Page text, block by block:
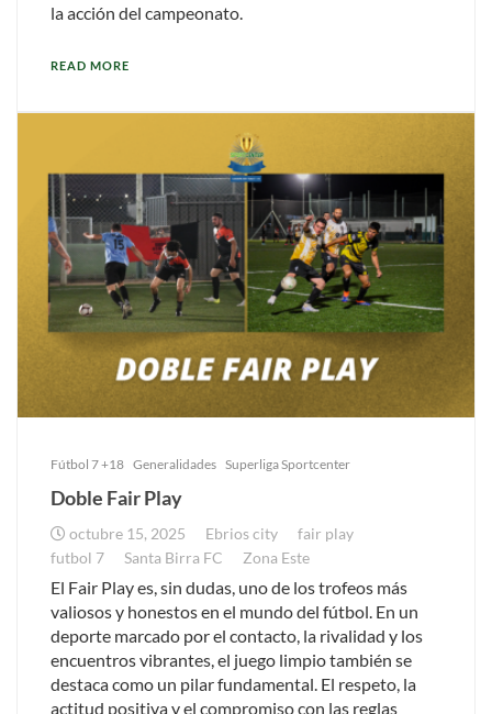
la acción del campeonato.
READ MORE
Fútbol 7 +18 Generalidades Superliga Sportcenter
Doble Fair Play
octubre 15, 2025 Ebrios city
fair play
futbol 7
Santa Birra FC Zona Este
El Fair Play es, sin dudas, uno de los trofeos más
valiosos y honestos en el mundo del fútbol. En un
deporte marcado por el contacto, la rivalidad y los
encuentros vibrantes, el juego limpio también se
destaca como un pilar fundamental. El respeto, la
actitud positiva y el compromiso con las reglas